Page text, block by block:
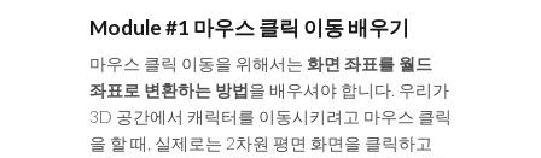
Module #1 마우스 클릭 이동 배우기
마우스 클릭 이동을 위해서는 화면 좌표를 월드
좌표로 변환하는 방법을 배우셔야 합니다. 우리가
3D 공간에서 캐릭터를 이동시키려고 마우스 클릭
을 할 때, 실제로는 2차원 평면 화면을 클릭하고